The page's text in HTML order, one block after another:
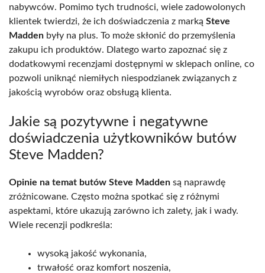
nabywców. Pomimo tych trudności, wiele zadowolonych
klientek twierdzi, że ich doświadczenia z marką Steve
Madden były na plus. To może skłonić do przemyślenia
zakupu ich produktów. Dlatego warto zapoznać się z
dodatkowymi recenzjami dostępnymi w sklepach online, co
pozwoli uniknąć niemiłych niespodzianek związanych z
jakością wyrobów oraz obsługą klienta.
Jakie są pozytywne i negatywne
doświadczenia użytkowników butów
Steve Madden?
Opinie na temat butów Steve Madden są naprawdę
zróżnicowane. Często można spotkać się z różnymi
aspektami, które ukazują zarówno ich zalety, jak i wady.
Wiele recenzji podkreśla:
wysoką jakość wykonania,
trwałość oraz komfort noszenia,